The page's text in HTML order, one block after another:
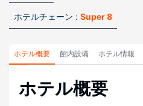
ホテルチェーン : Super 8
ホテル概要 館内設備 ホテル情報
ホテル概要